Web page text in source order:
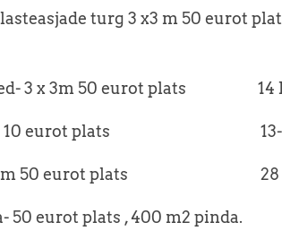
turg 3 x3 m 50 eurot
3 x 3m 50 eurot plats 14
10 eurot plats 13-
x 3 m 50 eurot plats 28
50 eurot plats , 400 m2 pinda.